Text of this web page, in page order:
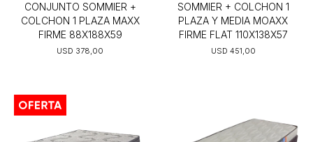
CONJUNTO SOMMIER +
COLCHON 1 PLAZA MAXX
FIRME 88X188X59
USD 378,00
SOMMIER + COLCHON 1
PLAZA Y MEDIA MOAXX
FIRME FLAT 110X138X57
USD 451,00